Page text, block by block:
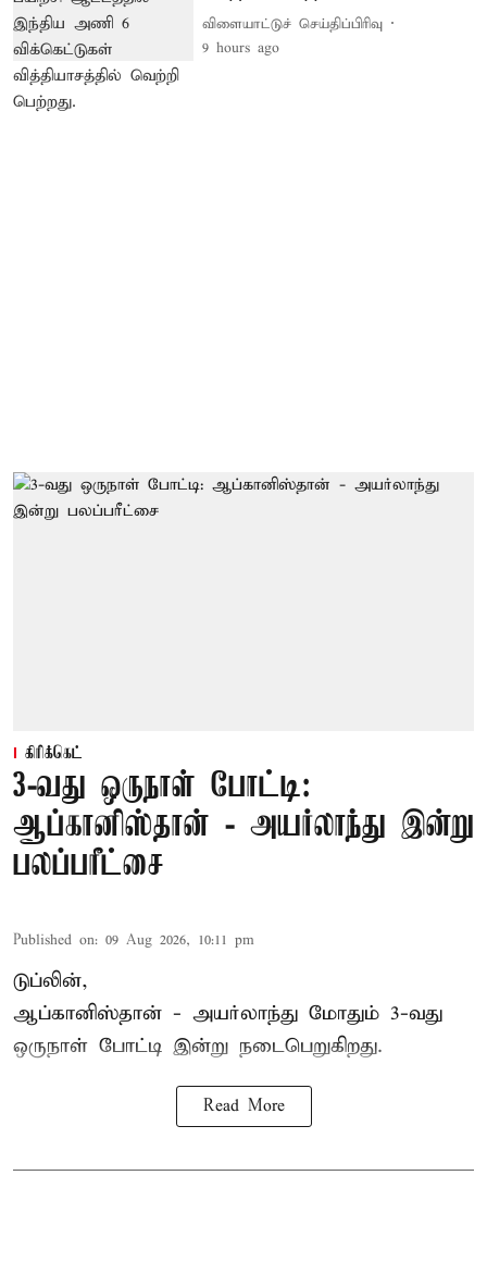
விளையாட்டுச் செய்திப்பிரிவு
9 hours ago
கிரிக்கெட்
3-வது ஒருநாள் போட்டி:
ஆப்கானிஸ்தான் - அயர்லாந்து இன்று
பலப்பரீட்சை
Published on: 09 Aug 2026, 10:11 pm
டுப்லின்,
ஆப்கானிஸ்தான் - அயர்லாந்து மோதும் 3-வது
ஒருநாள் போட்டி இன்று நடைபெறுகிறது.
Read More